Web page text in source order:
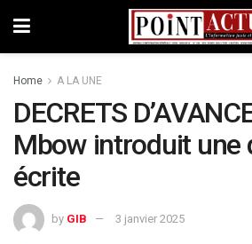
Home A LA UNE
DECRETS
Mbow introduit une
écrite
by GIB 3 janvier 2025